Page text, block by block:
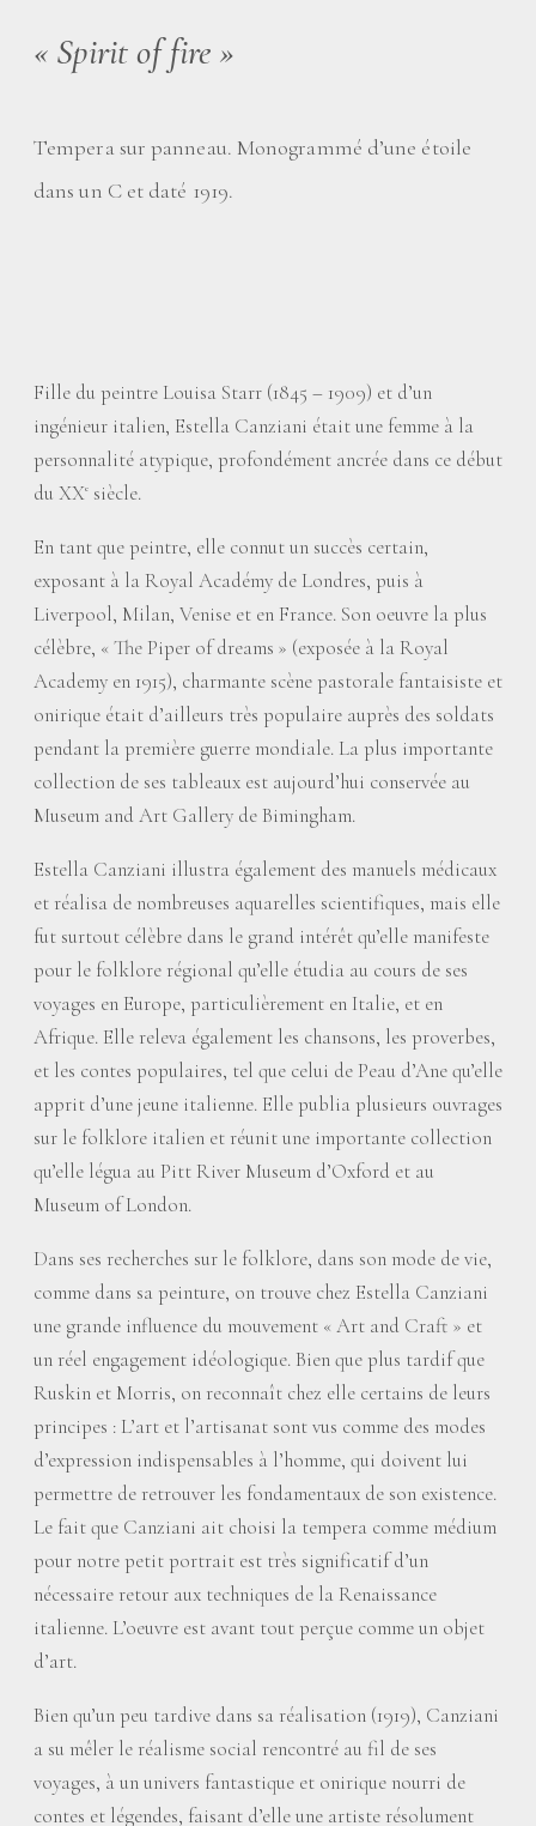
« Spirit of fire »
Tempera sur panneau. Monogrammé d’une étoile
dans un C et daté 1919.
Fille du peintre Louisa Starr (1845 – 1909) et d’un
ingénieur italien, Estella Canziani était une femme à la
personnalité atypique, profondément ancrée dans ce début
du XXe siècle.
En tant que peintre, elle connut un succès certain,
exposant à la Royal Académy de Londres, puis à
Liverpool, Milan, Venise et en France. Son oeuvre la plus
célèbre, « The Piper of dreams » (exposée à la Royal
Academy en 1915), charmante scène pastorale fantaisiste et
onirique était d’ailleurs très populaire auprès des soldats
pendant la première guerre mondiale. La plus importante
collection de ses tableaux est aujourd’hui conservée au
Museum and Art Gallery de Bimingham.
Estella Canziani illustra également des manuels médicaux
et réalisa de nombreuses aquarelles scientifiques, mais elle
fut surtout célèbre dans le grand intérêt qu’elle manifeste
pour le folklore régional qu’elle étudia au cours de ses
voyages en Europe, particulièrement en Italie, et en
Afrique. Elle releva également les chansons, les proverbes,
et les contes populaires, tel que celui de Peau d’Ane qu’elle
apprit d’une jeune italienne. Elle publia plusieurs ouvrages
sur le folklore italien et réunit une importante collection
qu’elle légua au Pitt River Museum d’Oxford et au
Museum of London.
Dans ses recherches sur le folklore, dans son mode de vie,
comme dans sa peinture, on trouve chez Estella Canziani
une grande influence du mouvement « Art and Craft » et
un réel engagement idéologique. Bien que plus tardif que
Ruskin et Morris, on reconnaît chez elle certains de leurs
principes : L’art et l’artisanat sont vus comme des modes
d’expression indispensables à l’homme, qui doivent lui
permettre de retrouver les fondamentaux de son existence.
Le fait que Canziani ait choisi la tempera comme médium
pour notre petit portrait est très significatif d’un
nécessaire retour aux techniques de la Renaissance
italienne. L’oeuvre est avant tout perçue comme un objet
d’art.
Bien qu’un peu tardive dans sa réalisation (1919), Canziani
a su mêler le réalisme social rencontré au fil de ses
voyages, à un univers fantastique et onirique nourri de
contes et légendes, faisant d’elle une artiste résolument